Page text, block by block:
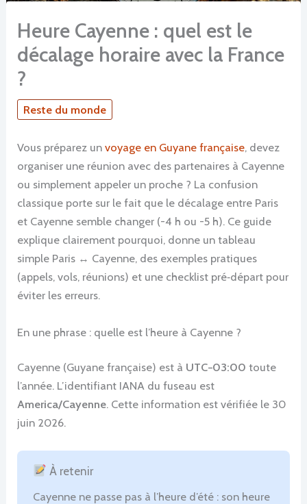
Heure Cayenne : quel est le
décalage horaire avec la France
?
Reste du monde
Vous préparez unvoyage en Guyane française, devez
organiser une réunion avec des partenaires à Cayenne
ou simplement appeler un proche ? La confusion
classique porte sur le fait que le décalage entre Paris
et Cayenne semble changer (-4 h ou -5 h). Ce guide
explique clairement pourquoi, donne un tableau
simple Paris ↔ Cayenne, des exemples pratiques
(appels, vols, réunions) et une checklist pré‑départ pour
éviter les erreurs.
En une phrase : quelle est l’heure à Cayenne ?
Cayenne (Guyane française) est à UTC−03:00 toute
l’année. L’identifiant IANA du fuseau est
America/Cayenne. Cette information est vérifiée le 30
juin 2026.
À retenir
Cayenne ne passe pas à l’heure d’été : son heure